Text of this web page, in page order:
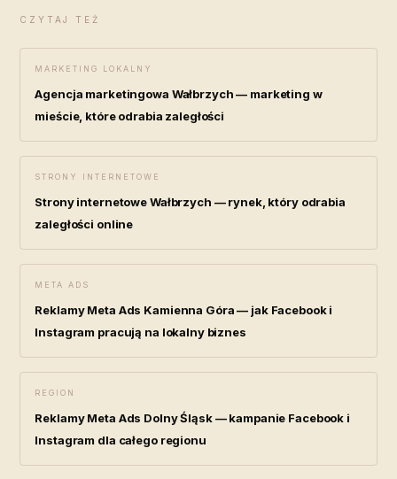
CZYTAJ TEŻ
MARKETING LOKALNY
Agencja marketingowa Wałbrzych — marketing w
mieście, które odrabia zaległości
STRONY INTERNETOWE
Strony internetowe Wałbrzych — rynek, który odrabia
zaległości online
META ADS
Reklamy Meta Ads Kamienna Góra — jak Facebook i
Instagram pracują na lokalny biznes
REGION
Reklamy Meta Ads Dolny Śląsk — kampanie Facebook i
Instagram dla całego regionu